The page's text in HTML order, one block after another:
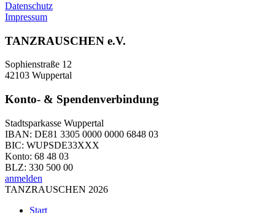
Datenschutz
Impressum
TANZRAUSCHEN e.V.
Sophienstraße 12
42103 Wuppertal
Konto- & Spendenverbindung
Stadtsparkasse Wuppertal
IBAN: DE81 3305 0000 0000 6848 03
BIC: WUPSDE33XXX
Konto: 68 48 03
BLZ: 330 500 00
anmelden
TANZRAUSCHEN 2026
Start